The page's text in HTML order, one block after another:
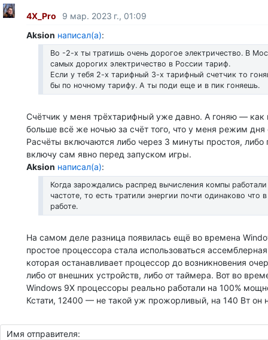
4X_Pro
9 мар. 2023 г., 01:09
Aksion написал(а):
Во -2-х ты тратишь очень дорогое электричество. В
самых дорогих электричество в России тариф.
Если у тебя 2-х тарифный 3-х тарифный счетчик то
бы по ночному тарифу. А ты поди еще и в пик гоняешь.
Счётчик у меня трёхтарифный уже давно. А гоняю — как
больше всё же ночью за счёт того, что у меня режим дня
Расчёты включаются либо через 3 минуты простоя, либо
включу сам явно перед запуском игры.
Aksion написал(а):
Когда зарождались распред вычисления компы
частоте, то есть тратили энергии почти одинаково что
работе.
На самом деле разница появилась ещё во времена
простое процессора стала использоваться
которая останавливает процессор до возникновения
либо от внешних устройств, либо от таймера. Вот во
Windows 9X процессоры реально работали на 100%
Кстати, 12400 — не такой уж прожорливый, на 140 Вт он
Имя отправителя: